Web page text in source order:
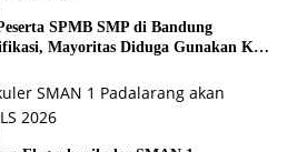
SPMB SMP di Bandung
Mayoritas Diduga Gunakan KK